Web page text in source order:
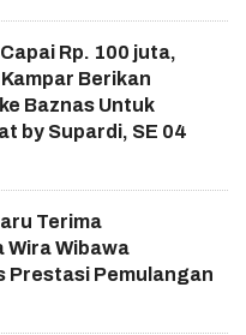
Rp. 100 juta,
Berikan
Baznas Untuk
Terima
Wibawa
Prestasi Pemulangan